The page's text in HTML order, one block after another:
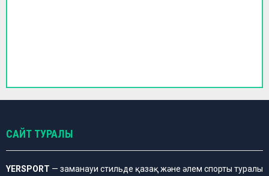
САЙТ ТУРАЛЫ
YERSPORT — заманауи стильде қазақ және әлем спорты туралы